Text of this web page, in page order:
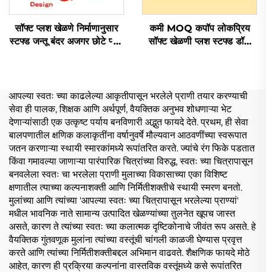
सॉफ्ट प्लश खेळणे निर्माणानुसार
स्टफ्ड जन्तू बंदर अजगर छोटे प्लश
कमी MOQ कपॉप लोकप्रिय
सॉफ्ट खेळणी प्लश स्टफ्ड डॉल
आपल्या स्वतः च्या काढलेल्या आकृतीपासून भरलेले प्राणी तयार करण्याची
सेवा ही पालक, शिक्षक आणि अर्थपूर्ण, वैयक्तिक अनुभव शोधणाऱ्या भेट
देणाऱ्यांसाठी एक उत्कृष्ट पर्याय बनविणारी अद्भुत फायदे देते. प्रथम, ही सेवा
बालपणातील क्षणिक कलाकृतींना वर्षानुवर्षे मौल्यवान आठवणींच्या स्वरूपात
जतन करणाऱ्या स्थायी स्मारकांमध्ये रूपांतरित करते. ज्यांचे रंग फिके पडतात
किंवा गमावल्या जाणाऱ्या पारंपारिक चित्रांच्या विरुद्ध, स्वतः च्या चित्रापासून
बनवलेला स्वतः चा भरलेला प्राणी मुलाच्या विकासाच्या एका विशिष्ट
क्षणातील त्याच्या कल्पनाशक्ती आणि निर्मितीशक्तीचे स्थायी स्मरण बनतो.
मुलांच्या आणि त्यांच्या 'आपल्या स्वतः च्या चित्रापासून भरलेल्या प्राण्यां'
मधील भावनिक नाते सामान्य उत्पादित खेळण्यांच्या तुलनेत खूपच जास्त
असते, कारण ते त्यांच्या स्वतः च्या कलात्मक दृष्टिकोनाचे जीवंत रूप असते. हे
वैयक्तिक गुंतवणूक मुलांना त्यांच्या वस्तूंची चांगली काळजी घेण्यास प्रवृत्त
करते आणि त्यांच्या निर्मितीशक्तीबद्दल अभिमान वाढवते. शैक्षणिक फायदे मोठे
आहेत, कारण ही प्रक्रिया कल्पनांना वास्तविक वस्तूंमध्ये कसे रूपांतरित